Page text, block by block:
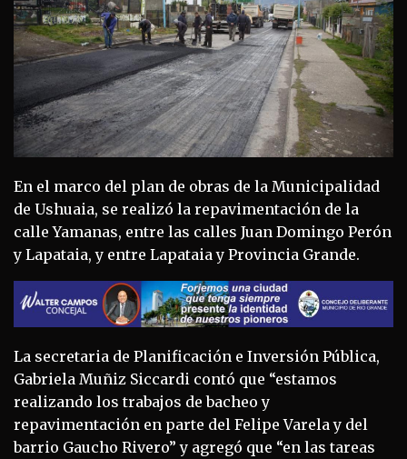
En el marco del plan de obras de la Municipalidad
de Ushuaia, se realizó la repavimentación de la
calle Yamanas, entre las calles Juan Domingo Perón
y Lapataia, y entre Lapataia y Provincia Grande.
La secretaria de Planificación e Inversión Pública,
Gabriela Muñiz Siccardi contó que “estamos
realizando los trabajos de bacheo y
repavimentación en parte del Felipe Varela y del
barrio Gaucho Rivero” y agregó que “en las tareas